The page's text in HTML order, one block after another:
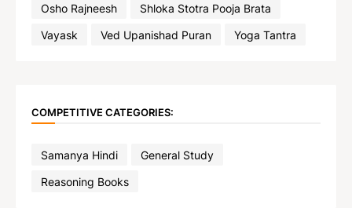
Osho Rajneesh
Shloka Stotra Pooja Brata
Vayask
Ved Upanishad Puran Yoga Tantra
COMPETITIVE CATEGORIES:
Samanya Hindi
General Study
Reasoning Books